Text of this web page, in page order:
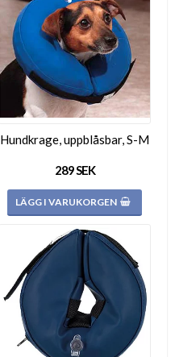
Hundkrage, uppblåsbar, S-M
289 SEK
LÄGG I VARUKORGEN